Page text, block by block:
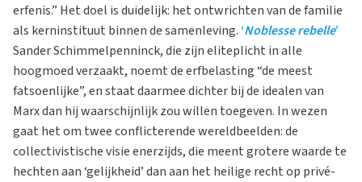
erfenis.” Het doel is duidelijk: het ontwrichten van de familie
als kerninstituut binnen de samenleving. ‘Noblesse rebelle’
Sander Schimmelpenninck, die zijn eliteplicht in alle
hoogmoed verzaakt, noemt de erfbelasting “de meest
fatsoenlijke”, en staat daarmee dichter bij de idealen van
Marx dan hij waarschijnlijk zou willen toegeven. In wezen
gaat het om twee conflicterende wereldbeelden: de
collectivistische visie enerzijds, die meent grotere waarde te
hechten aan ‘gelijkheid’ dan aan het heilige recht op privé-